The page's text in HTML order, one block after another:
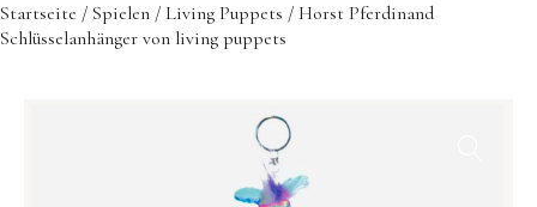
Wigiwama
Accessoires
Startseite / Spielen / Living Puppets / Horst Pferdinand
Schlüsselanhänger von living puppets